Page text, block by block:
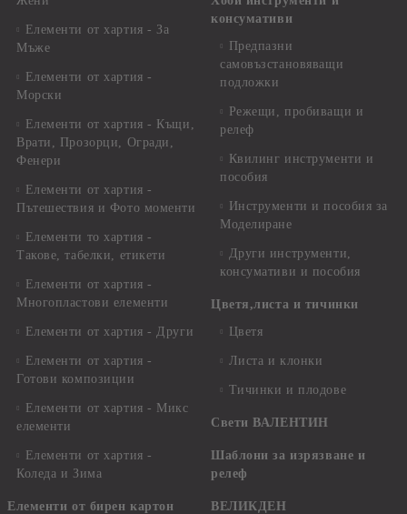
Елементи от хартия - За
Мъже
Елементи от хартия -
Морски
Елементи от хартия - Къщи,
Врати, Прозорци, Огради,
Фенери
Елементи от хартия -
Пътешествия и Фото моменти
Елементи то хартия -
Такове, табелки, етикети
Елементи от хартия -
Многопластови елементи
Елементи от хартия - Други
Елементи от хартия -
Готови композиции
Елементи от хартия - Микс
елементи
Елементи от хартия -
Коледа и Зима
Елементи от бирен картон
консумативи
Предпазни
самовъзстановяващи
подложки
Режещи, пробиващи и
релеф
Квилинг инструменти и
пособия
Инструменти и пособия за
Моделиране
Други инструменти,
консумативи и пособия
Цветя,листа и тичинки
Цветя
Листа и клонки
Тичинки и плодове
Свети ВАЛЕНТИН
Шаблони за изрязване и
релеф
ВЕЛИКДЕН